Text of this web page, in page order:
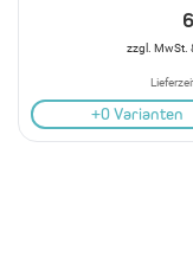
zzgl. MwSt.
+0 Varianten